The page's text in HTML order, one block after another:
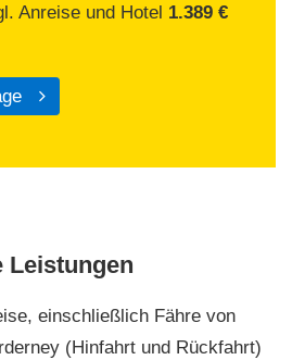
Anreise und Hotel 1.389 €
Leistungen
einschließlich Fähre von
(Hinfahrt und Rückfahrt)